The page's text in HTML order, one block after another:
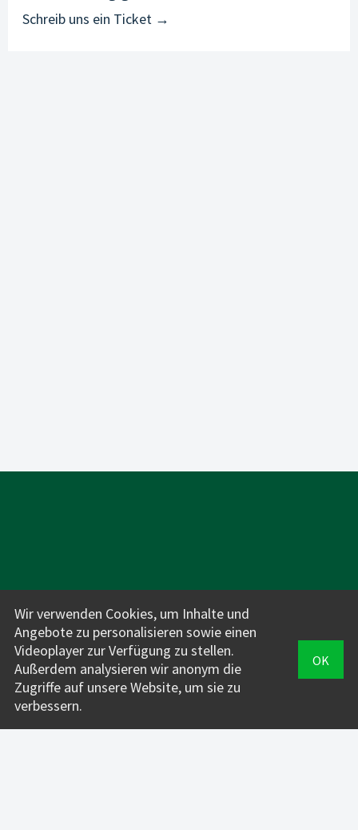
Schreib uns ein Ticket →
Für Fahrlehrer*innen:
INFOS + PREISE
VERWALTUNG
FahrAPP
Wir verwenden Cookies, um Inhalte und
Angebote zu personalisieren sowie einen
Videoplayer zur Verfügung zu stellen.
Außerdem analysieren wir anonym die
Zugriffe auf unsere Website, um sie zu
verbessern.
OK